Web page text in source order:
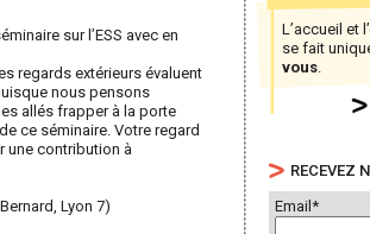
sur l’ESS avec en
regards extérieurs évaluent
nous pensons
allés frapper à la porte
ce séminaire. Votre regard
une contribution à
Lyon 7)
L’accueil et
se fait
vous
RECEVEZ
Email*